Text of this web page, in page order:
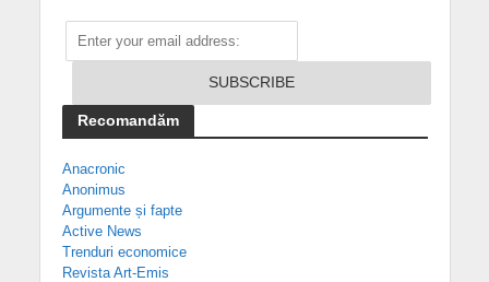
Recomandăm
Anacronic
Anonimus
Argumente și fapte
Active News
Trenduri economice
Revista Art-Emis